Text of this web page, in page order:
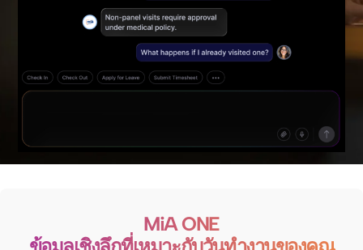
MiA ONE